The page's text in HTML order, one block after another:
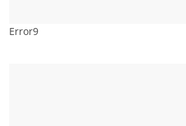
Error9